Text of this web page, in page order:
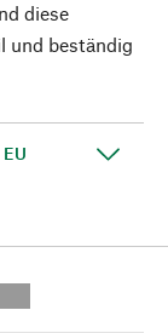
diese
und beständig